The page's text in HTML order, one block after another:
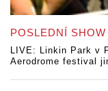
POSLEDNÍ
LIVE: Linkin Park v
Aerodrome festival